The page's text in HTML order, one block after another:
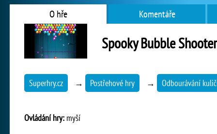
O hře Komentáře
Spooky Bubble Shooter
Superhry.cz → Postřehové hry → Odbourávání
Ovládání hry: myší